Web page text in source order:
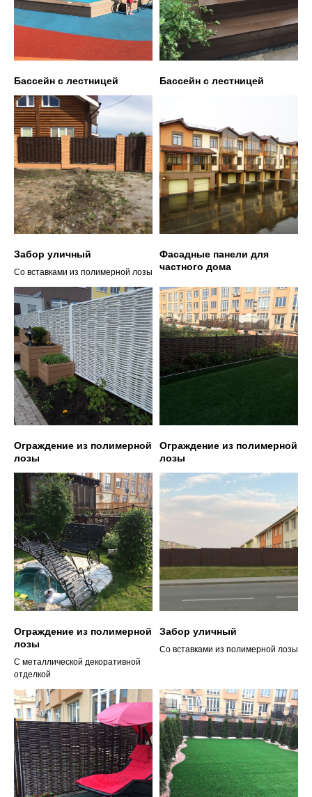
Бассейн с лестницей Бассейн с лестницей
Забор уличный
Со вставками из полимерной лозы
Фасадные панели для
частного дома
Ограждение из полимерной
лозы
Ограждение из полимерной
лозы
Ограждение из полимерной
лозы
С металлической декоративной
отделкой
Забор уличный
Со вставками из полимерной лозы